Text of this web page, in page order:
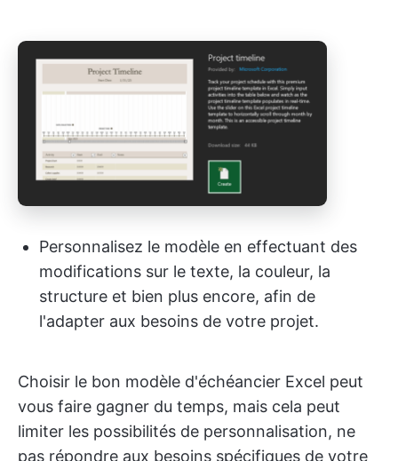
Personnalisez le modèle en effectuant des
modifications sur le texte, la couleur, la
structure et bien plus encore, afin de
l'adapter aux besoins de votre projet.
Choisir le bon modèle d'échéancier Excel peut
vous faire gagner du temps, mais cela peut
limiter les possibilités de personnalisation, ne
pas répondre aux besoins spécifiques de votre